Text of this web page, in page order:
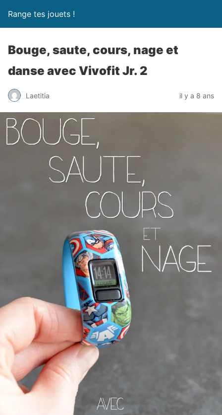
Range tes jouets !
Bouge, saute, cours, nage et
danse avec Vivofit Jr. 2
Laetitia il y a 8 ans